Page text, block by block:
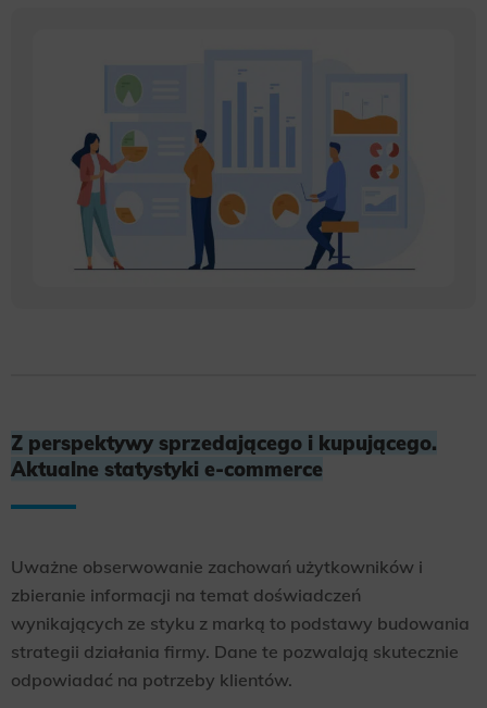
Z perspektywy sprzedającego i kupującego.
Aktualne statystyki e-commerce
Uważne obserwowanie zachowań użytkowników i
zbieranie informacji na temat doświadczeń
wynikających ze styku z marką to podstawy budowania
strategii działania firmy. Dane te pozwalają skutecznie
odpowiadać na potrzeby klientów.